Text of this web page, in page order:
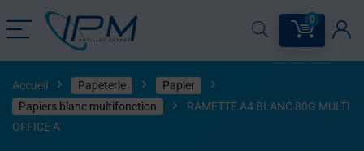
0
Accueil Papeterie
Papier
Papiers blanc multifonction
RAMETTE A4 BLANC 80G MULTI
OFFICE A